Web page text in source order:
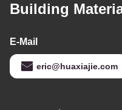
Building
E-Mail
eric@huaxiajie.com